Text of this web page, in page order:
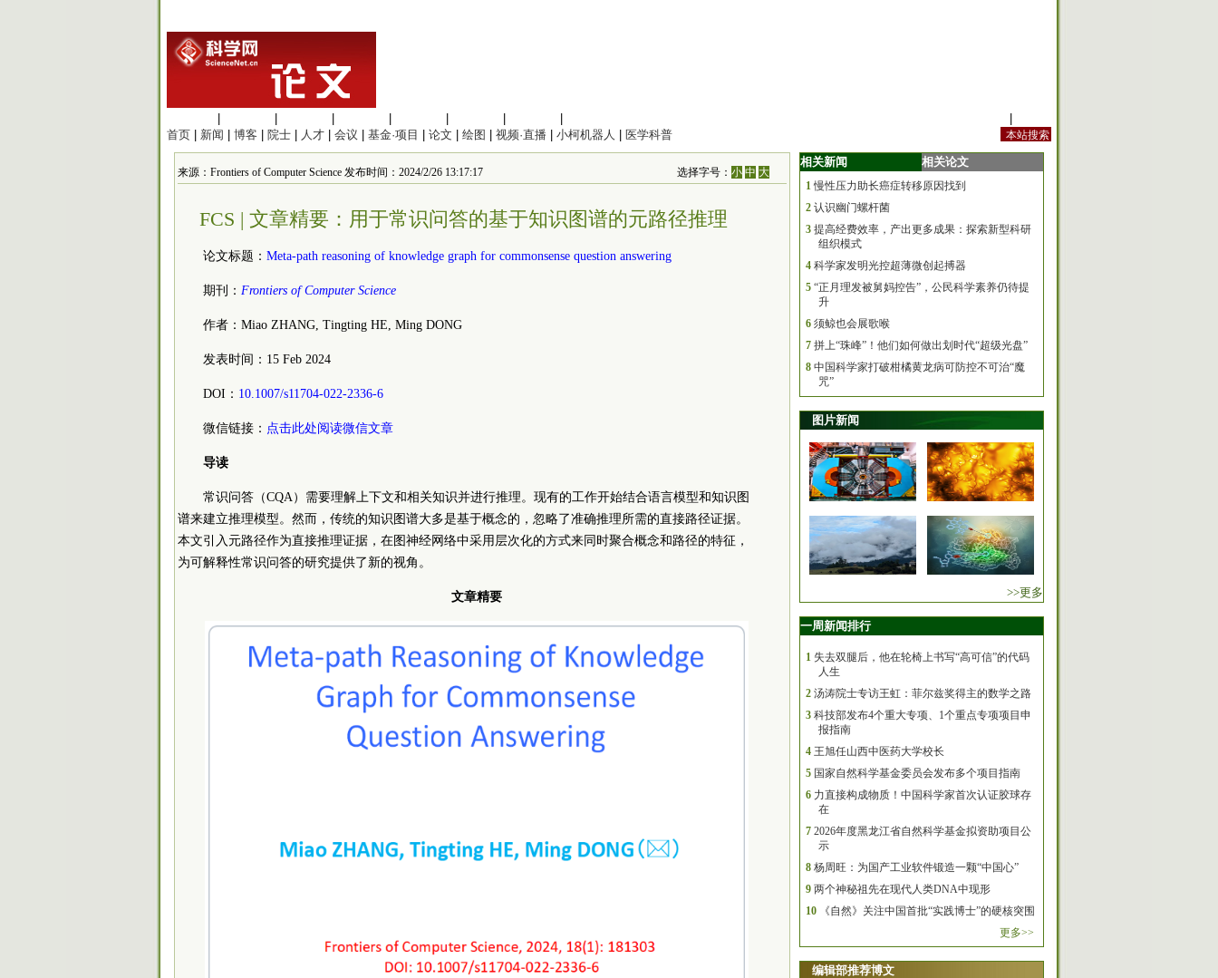
首页
新闻 博客 院士 人才 会议 基金·项目 论文 绘图 视频·直播 小柯机器人 医学科普
来源：Frontiers of Computer Science 发布时间：2024/2/26 13:17:17 选择字号：小 中 大
FCS | 文章精要：用于常识问答的基于知识图谱的元路径推理
论文标题： Meta-path reasoning of knowledge graph for commonsense question answering
期刊： Frontiers of Computer Science
作者：Miao ZHANG, Tingting HE, Ming DONG
发表时间：15 Feb 2024
DOI： 10.1007/s11704-022-2336-6
微信链接： 点击此处阅读微信文章
导读
常识问答（CQA）需要理解上下文和相关知识并进行推理。现有的工作开始结合语言模型和知识图
谱来建立推理模型。然而，传统的知识图谱大多是基于概念的，忽略了准确推理所需的直接路径证据。
本文引入元路径作为直接推理证据，在图神经网络中采用层次化的方式来同时聚合概念和路径的特征，
为可解释性常识问答的研究提供了新的视角。
文章精要
相关新闻 相关论文
1 慢性压力助长癌症转移原因找到
2 认识幽门螺杆菌
3 提高经费效率，产出更多成果：探索新型科研
组织模式
4 科学家发明光控超薄微创起搏器
5 “正月理发被舅妈控告”，公民科学素养仍待提
升
6 须鲸也会展歌喉
7 拼上“珠峰”！他们如何做出划时代“超级光盘”
8 中国科学家打破柑橘黄龙病可防控不可治“魔
咒”
图片新闻
>>更多
一周新闻排行
1 失去双腿后，他在轮椅上书写“高可信”的代码
人生
2 汤涛院士专访王虹：菲尔兹奖得主的数学之路
3 科技部发布4个重大专项、1个重点专项项目申
报指南
4 王旭任山西中医药大学校长
5 国家自然科学基金委员会发布多个项目指南
6 力直接构成物质！中国科学家首次认证胶球存
在
7 2026年度黑龙江省自然科学基金拟资助项目公
示
8 杨周旺：为国产工业软件锻造一颗“中国心”
9 两个神秘祖先在现代人类DNA中现形
10
《自然》关注中国首批“实践博士”的硬核突围
更多>>
编辑部推荐博文